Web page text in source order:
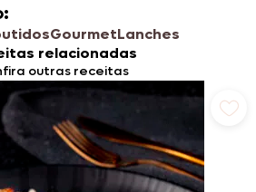
GourmetLanches
relacionadas
outras receitas